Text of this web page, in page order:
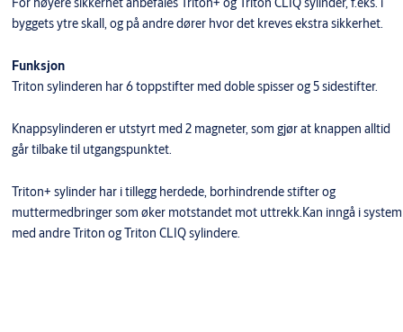
byggets ytre skall, og på andre dører hvor det kreves ekstra sikkerhet.
Funksjon
Triton sylinderen har 6 toppstifter med doble spisser og 5 sidestifter.
Knappsylinderen er utstyrt med 2 magneter, som gjør at knappen alltid
går tilbake til utgangspunktet.
Triton+ sylinder har i tillegg herdede, borhindrende stifter og
muttermedbringer som øker motstandet mot uttrekk.Kan inngå i system
med andre Triton og Triton CLIQ sylindere.